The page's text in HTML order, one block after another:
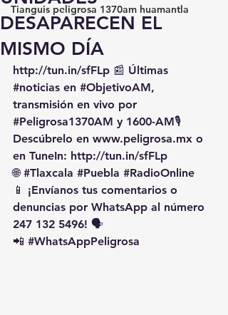
Tianguis peligrosa 1370am huamantla
DESAPARECEN EL
MISMO DÍA
http://tun.in/sfFLp 📰 Últimas
#noticias en #ObjetivoAM,
transmisión en vivo por
#Peligrosa1370AM y 1600-AM🎙️
Descúbrelo en www.peligrosa.mx o
en TuneIn: http://tun.in/sfFLp
🌐 #Tlaxcala #Puebla #RadioOnline
📱 ¡Envíanos tus comentarios o
denuncias por WhatsApp al número
247 132 5496! 🗣️
📲 #WhatsAppPeligrosa